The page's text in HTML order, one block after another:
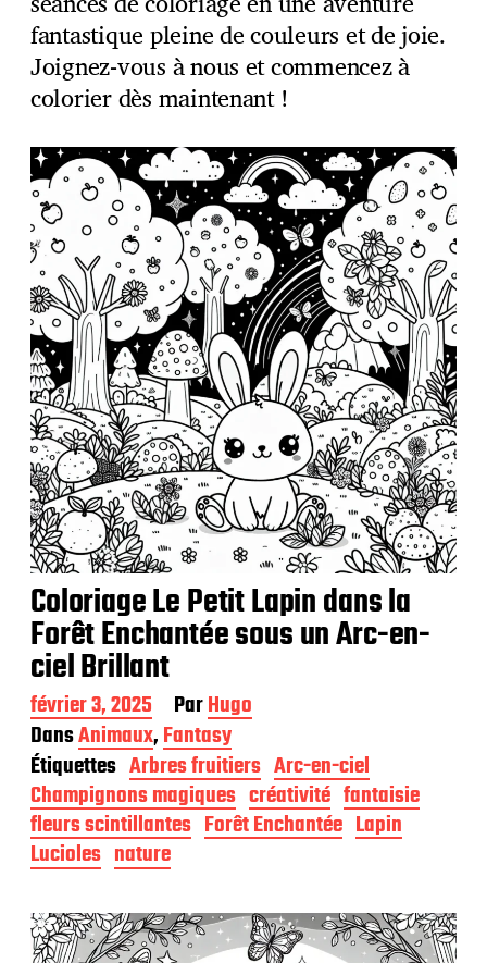
fantastique pleine de couleurs et de joie.
Joignez-vous à nous et commencez à
colorier dès maintenant !
Coloriage Le Petit Lapin dans la
Forêt Enchantée sous un Arc-en-
ciel Brillant
D
a
t
e
d
e
p
u
b
i
c
février 3, 2025 ParHugo
DansAnimaux,Fantasy
Étiquettes Arbres fruitiers Arc-en-ciel
Champignons magiques créativité fantaisie
fleurs scintillantes Forêt Enchantée Lapin
Lucioles nature